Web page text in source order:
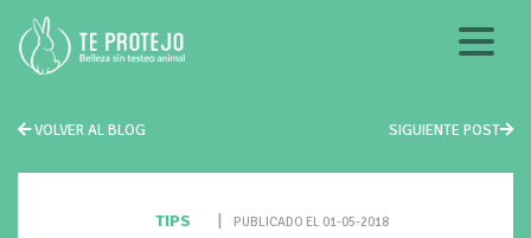
VOLVER AL BLOG SIGUIENTE POST
TIPS PUBLICADO EL 01-05-2018